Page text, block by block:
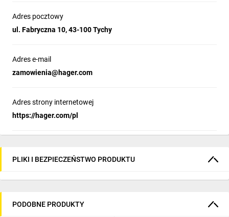
Adres pocztowy
ul. Fabryczna 10, 43-100 Tychy
Adres e-mail
zamowienia@hager.com
Adres strony internetowej
https://hager.com/pl
PLIKI I BEZPIECZEŃSTWO PRODUKTU
PODOBNE PRODUKTY